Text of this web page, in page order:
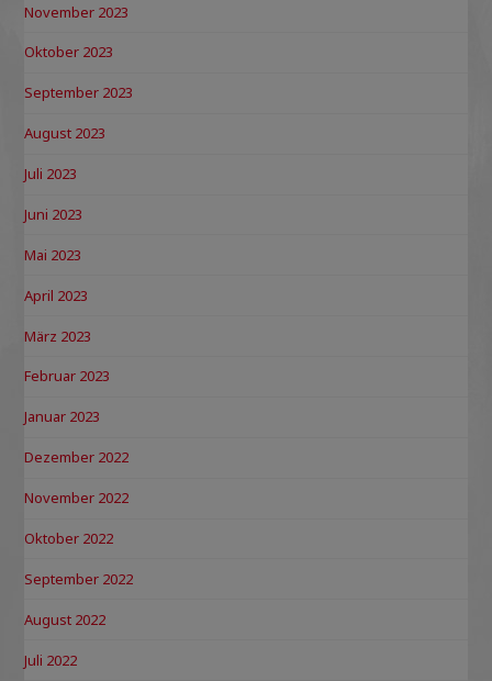
November 2023
Oktober 2023
September 2023
August 2023
Juli 2023
Juni 2023
Mai 2023
April 2023
März 2023
Februar 2023
Januar 2023
Dezember 2022
November 2022
Oktober 2022
September 2022
August 2022
Juli 2022